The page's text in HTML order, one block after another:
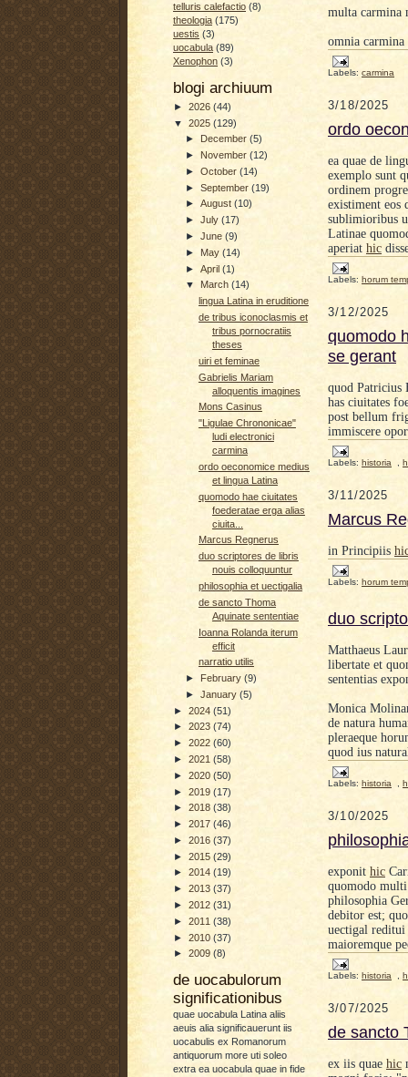
telluris calefactio (8)
theologia (175)
uestis (3)
uocabula (89)
Xenophon (3)
blogi archiuum
► 2026 (44)
▼ 2025 (129)
►
December(5)
►November(12)
►October(14)
►September(19)
►August(10)
►July(17)
►June(9)
► May(14)
►April(1)
▼ March(14)
lingua Latina in eruditione
de tribus iconoclasmis et
tribus pornocratiis
theses
uiri et feminae
Gabrielis Mariam
alloquentis imagines
Mons Casinus
"Ligulae Chrononicae"
ludi electronici
carmina
ordo oeconomice medius
et lingua Latina
quomodo hae ciuitates
foederatae erga alias
ciuita...
Marcus Regnerus
duo scriptores de libris
nouis colloquuntur
philosophia et uectigalia
de sancto Thoma
Aquinate sententiae
Ioanna Rolanda iterum
efficit
narratio utilis
► February(9)
►January(5)
► 2024 (51)
► 2023 (74)
► 2022 (60)
► 2021 (58)
► 2020 (50)
► 2019 (17)
► 2018 (38)
► 2017 (46)
► 2016 (37)
► 2015 (29)
► 2014 (19)
► 2013 (37)
► 2012 (31)
► 2011 (38)
► 2010 (37)
► 2009 (8)
de uocabulorum
significationibus
quae uocabula Latina aliis
aeuis alia significauerunt iis
uocabulis ex Romanorum
antiquorum more uti soleo
extra ea uocabula quae in fide
multa carmina
omnia carmina
Labels: carmina
3/18/2025
ordo
ea quae de
exemplo sunt
ordinem
existiment eos
sublimioribus
Latinae
aperiat hic
Labels: horum
3/12/2025
quomodo
se gerant
quod Patricius
has ciuitates
post bellum
immiscere
Labels: historia
3/11/2025
Marcus
in Principiis
Labels: horum
duo
Matthaeus
libertate et
sententias
Monica
de natura
pleraeque
quod ius
Labels: historia
3/10/2025
exponit hic
quomodo
philosophia
debitor est;
uectigal
maioremque
Labels: historia
3/07/2025
de sancto
ex iis quae hic